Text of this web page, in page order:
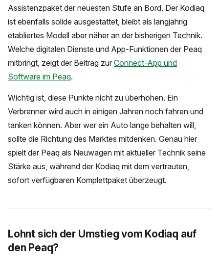
Assistenzpaket der neuesten Stufe an Bord. Der Kodiaq
ist ebenfalls solide ausgestattet, bleibt als langjährig
etabliertes Modell aber näher an der bisherigen Technik.
Welche digitalen Dienste und App-Funktionen der Peaq
mitbringt, zeigt der Beitrag zur Connect-App und
Software im Peaq.
Wichtig ist, diese Punkte nicht zu überhöhen. Ein
Verbrenner wird auch in einigen Jahren noch fahren und
tanken können. Aber wer ein Auto lange behalten will,
sollte die Richtung des Marktes mitdenken. Genau hier
spielt der Peaq als Neuwagen mit aktueller Technik seine
Stärke aus, während der Kodiaq mit dem vertrauten,
sofort verfügbaren Komplettpaket überzeugt.
Lohnt sich der Umstieg vom Kodiaq auf
den Peaq?